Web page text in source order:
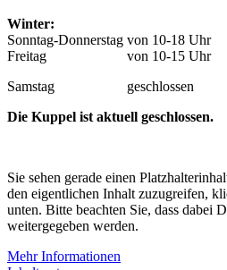
Winter:
Sonntag-Donnerstag von 10-18 Uhr
Freitag
von 10-15 Uhr
Samstag
geschlossen
Die Kuppel ist aktuell geschlossen.
Sie sehen gerade einen
den eigentlichen Inhalt zuzugreifen,
unten. Bitte beachten Sie, dass dabei
weitergegeben werden.
Mehr Informationen